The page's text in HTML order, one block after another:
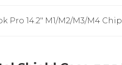
Pro 14.2" M1/M2/M3/M4 Chip